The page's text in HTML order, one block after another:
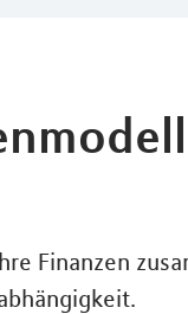
Finanzen